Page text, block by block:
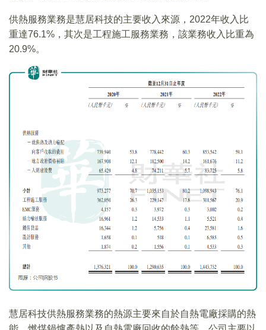
供熱服務業務是慧居科技的主要收入來源，2022年收入比
重達76.1%，其次是工程施工服務業務，該業務收入比重為
20.9%。
慧居科技供熱服務業務的熱源主要來自於自熱電廠採購的熱